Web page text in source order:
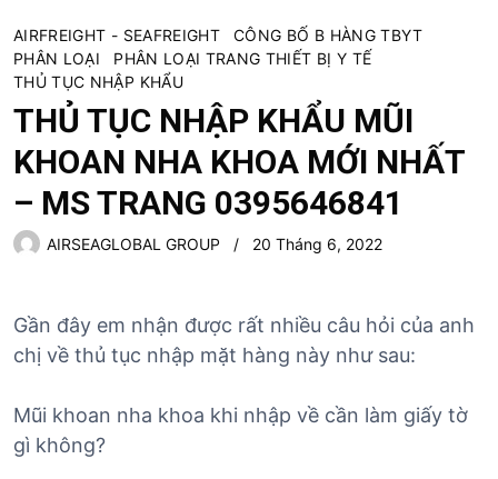
AIRFREIGHT - SEAFREIGHT
CÔNG BỐ B HÀNG TBYT
PHÂN LOẠI
PHÂN LOẠI TRANG THIẾT BỊ Y TẾ
THỦ TỤC NHẬP KHẨU
THỦ TỤC NHẬP KHẨU MŨI
KHOAN NHA KHOA MỚI NHẤT
– MS TRANG 0395646841
AIRSEAGLOBAL GROUP 20 Tháng 6, 2022
Gần đây em nhận được rất nhiều câu hỏi của anh
chị về thủ tục nhập mặt hàng này như sau:
Mũi khoan nha khoa khi nhập về cần làm giấy tờ
gì không?